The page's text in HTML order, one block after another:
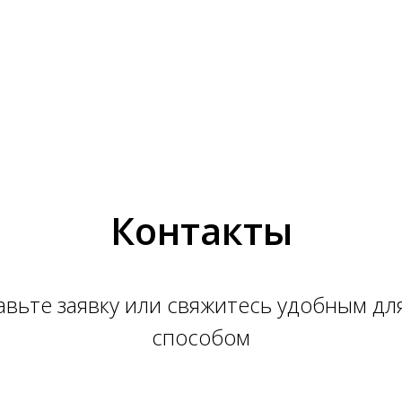
Контакты
заявку или свяжитесь удобным
способом